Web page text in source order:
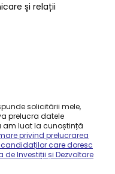
și relații
solicitării mele,
prelucra datele
am luat la cunoștință
privind prelucrarea
care doresc
Investiții și Dezvoltare